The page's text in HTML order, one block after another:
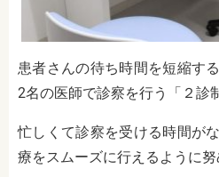
患者さんの待ち時間を短縮す
2名の医師で診察を行う「２診
忙しくて診察を受ける時間が
療をスムーズに行えるように努